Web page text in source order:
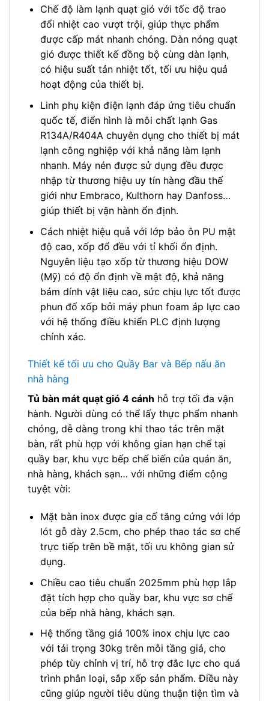
Chế độ làm lạnh quạt gió với tốc độ trao
đổi nhiệt cao vượt trội, giúp thực phẩm
được cấp mát nhanh chóng. Dàn nóng quạt
gió được thiết kế đồng bộ cùng dàn lạnh,
có hiệu suất tản nhiệt tốt, tối ưu hiệu quả
hoạt động của thiết bị.
Linh phụ kiện điện lạnh đáp ứng tiêu chuẩn
quốc tế, điển hình là môi chất lạnh Gas
R134A/R404A chuyên dụng cho thiết bị mát
lạnh công nghiệp với khả năng làm lạnh
nhanh. Máy nén được sử dụng đều được
nhập từ thương hiệu uy tín hàng đầu thế
giới như Embraco, Kulthorn hay Danfoss…
giúp thiết bị vận hành ổn định.
Cách nhiệt hiệu quả với lớp bảo ôn PU mật
độ cao, xốp đổ đều với tỉ khối ổn định.
Nguyên liệu tạo xốp từ thương hiệu DOW
(Mỹ) có độ ổn định về mật độ, khả năng
bám dính vật liệu cao, sức chịu lực tốt được
phun đổ xốp bởi máy phun foam áp lực cao
với hệ thống điều khiển PLC định lượng
chính xác.
Thiết kế tối ưu cho Quầy Bar và Bếp nấu ăn
nhà hàng
Tủ bàn mát quạt gió 4 cánh hỗ trợ tối đa vận
hành. Người dùng có thể lấy thực phẩm nhanh
chóng, dễ dàng trong khi thao tác trên mặt
bàn, rất phù hợp với không gian hạn chế tại
quầy bar, khu vực bếp chế biến của quán ăn,
nhà hàng, khách sạn… với những điểm cộng
tuyệt vời:
Mặt bàn inox được gia cố tăng cứng với lớp
lót gỗ dày 2.5cm, cho phép thao tác sơ chế
trực tiếp trên bề mặt, tối ưu không gian sử
dụng.
Chiều cao tiêu chuẩn 2025mm phù hợp lắp
đặt tích hợp cho quầy bar, khu vực sơ chế
của bếp nhà hàng, khách sạn.
Hệ thống tầng giá 100% inox chịu lực cao
với tải trọng 30kg trên mỗi tầng giá, cho
phép tùy chỉnh vị trí, hỗ trợ đắc lực cho quá
trình phân loại, sắp xếp sản phẩm. Điều này
cũng giúp người tiêu dùng thuận tiện tìm và